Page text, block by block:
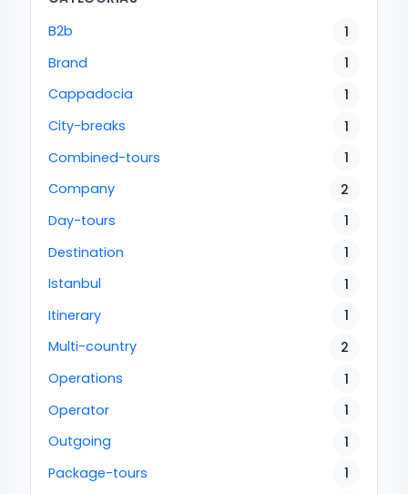
B2b
1
Brand
1
Cappadocia
1
City-breaks
1
Combined-tours
1
Company
2
Day-tours
1
Destination
1
Istanbul
1
Itinerary
1
Multi-country
2
Operations
1
Operator
1
Outgoing
1
Package-tours
1